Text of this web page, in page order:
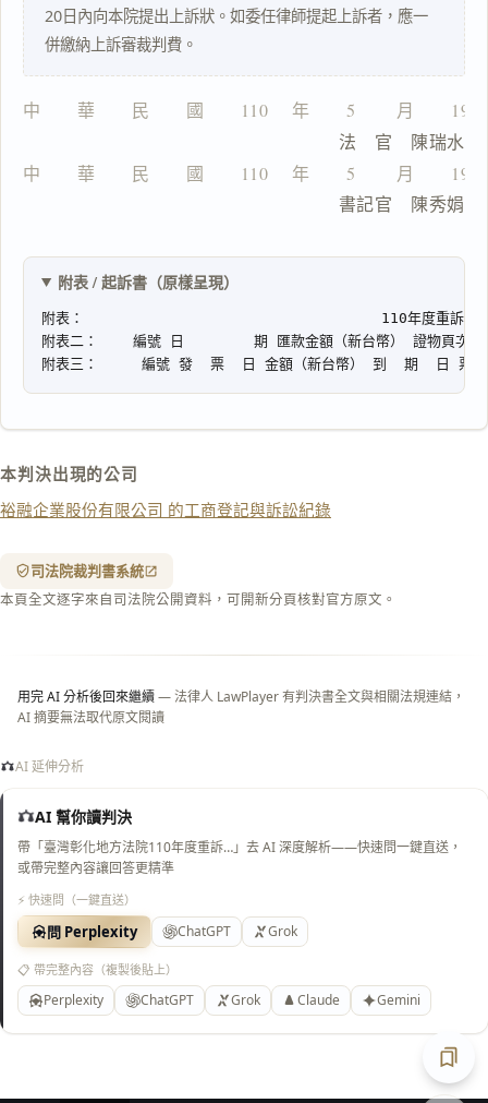
20日內向本院提出上訴狀。如委任律師提起上訴者，應一
併繳納上訴審裁判費。
中　　華　　民　　國　　110 　年　　5 　　月　　19
法　官　陳瑞水
中　　華　　民　　國　　110 　年　　5 　　月　　19
                              書記官　陳秀娟
附表 / 起訴書（原樣呈現）
本判決出現的公司
裕融企業股份有限公司 的工商登記與訴訟紀錄
司法院裁判書系統
本頁全文逐字來自司法院公開資料，可開新分頁核對官方原文。
用完 AI 分析後回來繼續— 法律人 LawPlayer 有判決書全文與相關法規連結，
AI 摘要無法取代原文閱讀
AI 延伸分析
AI 幫你讀判決
帶「臺灣彰化地方法院110年度重訴…」去 AI 深度解析——快速問一鍵直送，
或帶完整內容讓回答更精準
⚡ 快速問（一鍵直送）
問 Perplexity ChatGPT Grok
📋 帶完整內容（複製後貼上）
Perplexity ChatGPT Grok Claude Gemini
由
一
文
複製給 AI
去換行複製
匯